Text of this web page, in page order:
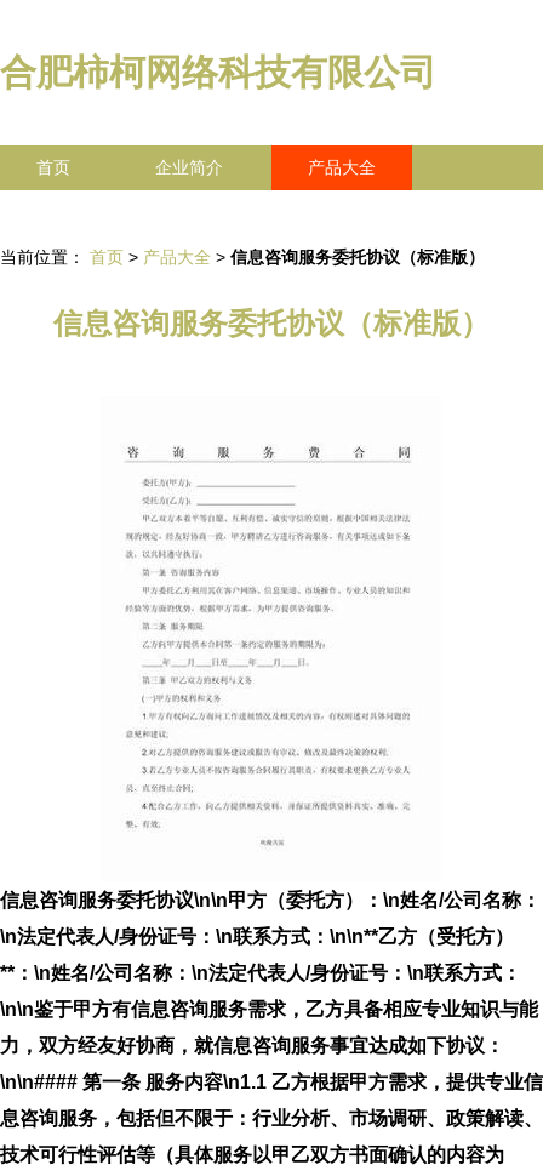
合肥柿柯网络科技有限公司
首页 企业简介 产品大全
当前位置： 首页 > 产品大全 > 信息咨询服务委托协议（标准版）
信息咨询服务委托协议（标准版）
信息咨询服务委托协议\n\n甲方（委托方）
：\n姓名/公司名称：
\n法定代表人/身份证号： \n联系方式： \n\n**乙方（受托方）
**：\n姓名/公司名称： \n法定代表人/身份证号： \n联系方式：
\n\n鉴于甲方有信息咨询服务需求，乙方具备相应专业知识与能
力，双方经友好协商，就信息咨询服务事宜达成如下协议：
\n\n#### 第一条 服务内容\n1.1 乙方根据甲方需求，提供专业信
息咨询服务，包括但不限于：行业分析、市场调研、政策解读、
技术可行性评估等（具体服务以甲乙双方书面确认的内容为